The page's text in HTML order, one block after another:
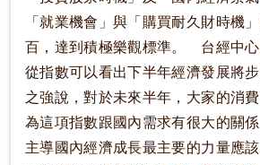
「就業機會」與「購買耐久財時機
百，達到積極樂觀標準。 台經中心
從指數可以看出下半年經濟發展將
之強說，對於未來半年，大家的消
為這項指數跟國內需求有很大的關
主導國內經濟成長最主要的力量應